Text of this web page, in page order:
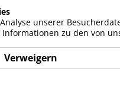
Boxdorf gemeinnützige GmbH,
unserer
zu den von
Verweigern